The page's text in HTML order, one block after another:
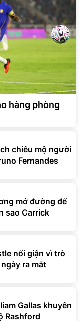
hàng phòng
chiêu mộ người
Fernandes
mở đường để
sao Carrick
nổi giận vì trò
ra mắt
Gallas khuyên
Rashford